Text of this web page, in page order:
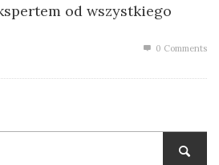
od wszystkiego
0 Comments